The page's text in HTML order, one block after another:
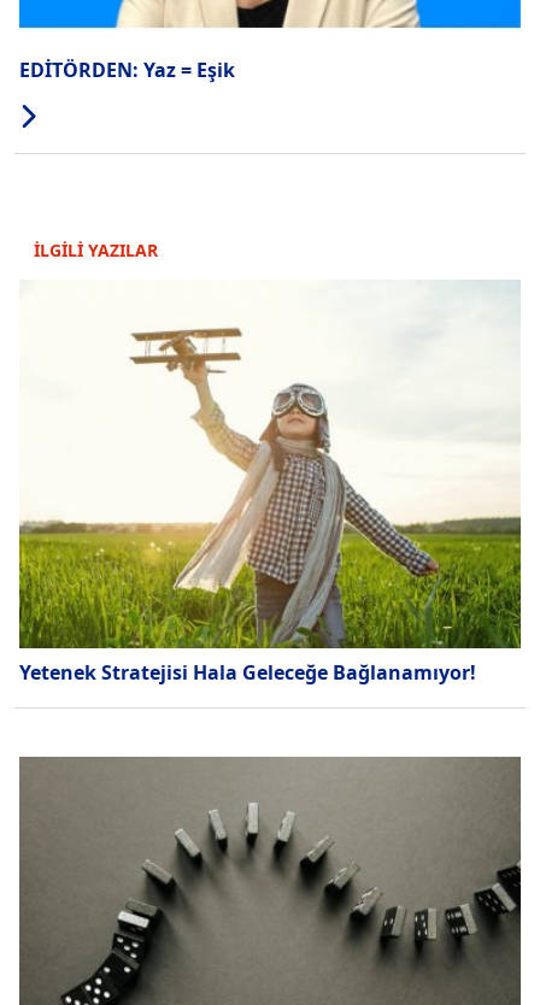
EDİTÖRDEN: Yaz = Eşik
İLGİLİ YAZILAR
Yetenek Stratejisi Hala Geleceğe Bağlanamıyor!